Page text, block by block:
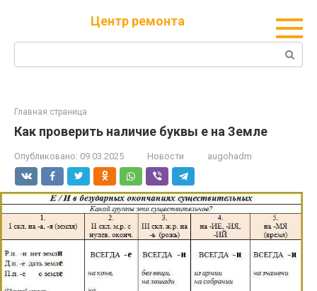
Центр ремонта
Поиск:
Главная страница
Как проверить наличие буквы е на Земле
Опубликовано: 09.03.2025 Новости augohadm